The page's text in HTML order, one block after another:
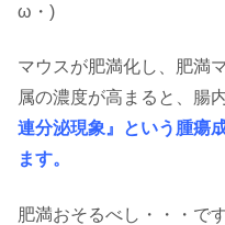
ω・)
マウスが肥満化し、肥満
属の濃度が高まると、腸
連分泌現象』という腫瘍
ます。
肥満おそるべし・・・で